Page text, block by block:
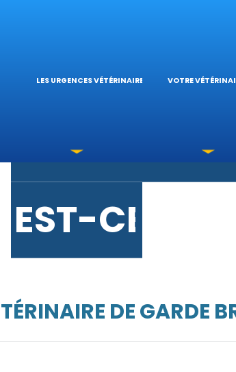
LES URGENCES VÉTÉRINAIRES
LES
EST-CE UNE
VOTRE
DE GARDE